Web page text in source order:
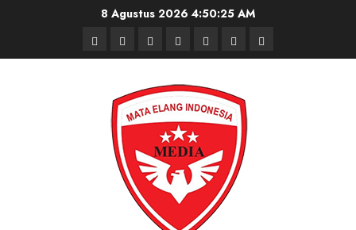
8 Agustus 2026 4:50:25 AM
BerandaNasionalDaerahHukum
dan
Kriminal
Pendidikan
Box
Redaksi
Iklan